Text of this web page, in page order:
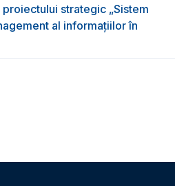
strategic „Sistem
al informațiilor în